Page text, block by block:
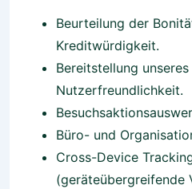
Beurteilung der
Kreditwürdigkeit.
Bereitstellung
Nutzerfreundlichkeit.
Büro- und
Cross-Device
(geräteübergreifende